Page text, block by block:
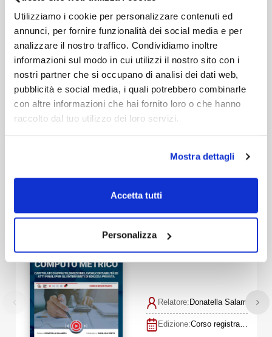
Utilizziamo i cookie per personalizzare contenuti ed
annunci, per fornire funzionalità dei social media e per
analizzare il nostro traffico. Condividiamo inoltre
informazioni sul modo in cui utilizzi il nostro sito con i
nostri partner che si occupano di analisi dei dati web,
pubblicità e social media, i quali potrebbero combinarle
con altre informazioni che hai fornito loro o che hanno
raccolto dal tuo utilizzo dei loro servizi.
Mostra dettagli
Accetta tutti
Personalizza
Leggi di più
Indice
Direzione lavori,
metrico
Relatore: Donatella Salamita,
Edizione: Corso registrato 10 maggio 2022